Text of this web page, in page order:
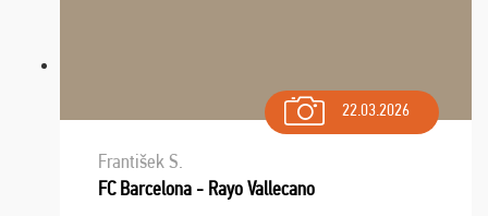
22.03.2026
František S.
FC Barcelona - Rayo Vallecano